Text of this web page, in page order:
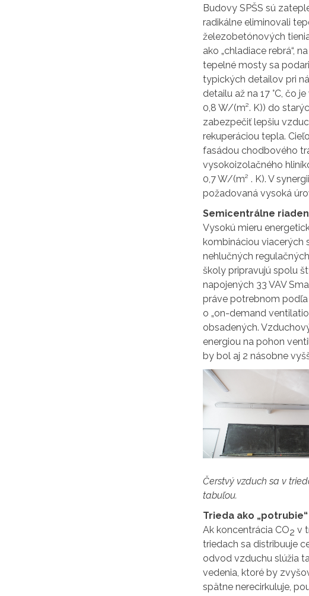
Budovy SPŠS sú
radikálne eliminovali
železobetónových
ako „chladiace rebrá“,
tepelné mosty sa
typických detailov pri
detailu až na 17 °C, čo
0,8 W/(m². K)) do
zabezpečiť lepšiu
rekuperáciou tepla.
fasádou chodbového
vysokoizolačného
0,7 W/(m² . K). V
požadovaná vysoká
Semicentrálne
Vysokú mieru
kombináciou viacerých
nehlučných
školy pripravujú spolu
napojených 33 VAV
práve potrebnom podľa
o „on-demand
obsadených.
energiou na pohon
by bol aj 2 násobne
Čerstvý vzduch sa v
tabuľou.
Trieda ako „potrubie“
Ak koncentrácia CO2 v
triedach sa distribuuje
odvod vzduchu slúžia
vedenia, ktoré by
spätne nerecirkuluje,